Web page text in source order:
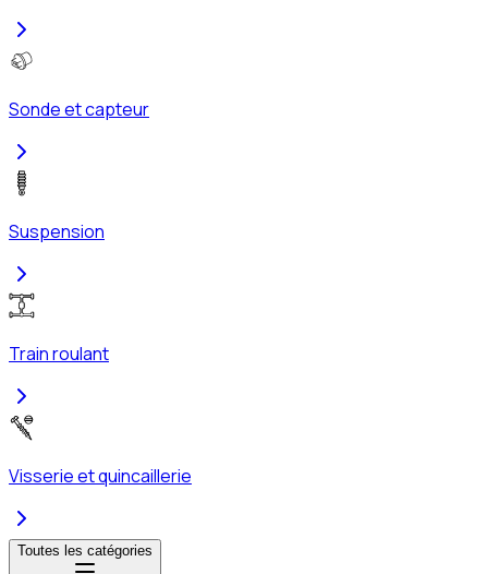
Sonde et capteur
Suspension
Train roulant
Visserie et quincaillerie
Toutes les catégories